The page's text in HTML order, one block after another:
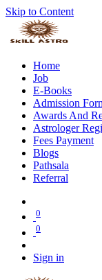
Skip to Content
Home
Job
E-Books
Admission
Awards And
Astrologer
Fees Payment
Blogs
Pathsala
Referral
0
0
Sign in